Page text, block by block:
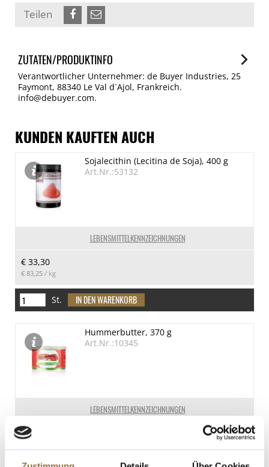
Teilen
ZUTATEN/PRODUKTINFO
Verantwortlicher Unternehmer: de Buyer Industries, 25
Faymont, 88340 Le Val d´Ajol, Frankreich.
info@debuyer.com.
KUNDEN KAUFTEN AUCH
LEBENSMITTELKENNZEICHNUNGEN
Sojalecithin (Lecitina de Soja), 400 g
Art.Nr.:53132
€ 33,30
€ 83,25 / kg
St.
LEBENSMITTELKENNZEICHNUNGEN
Hummerbutter, 370 g
Art.Nr.:10345
€ 20,00